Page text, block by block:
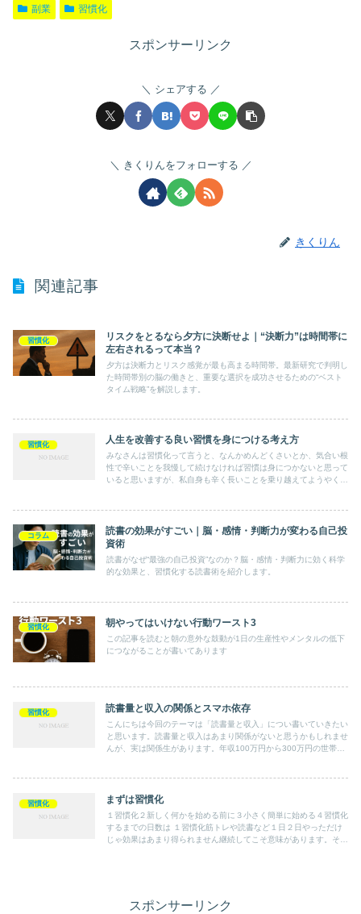
副業 習慣化
スポンサーリンク
シェアする
きくりんをフォローする
きくりん
関連記事
習慣化
リスクをとるなら夕方に決断せよ｜“決断力”は時間帯に
左右されるって本当？
夕方は決断力とリスク感覚が最も高まる時間帯。最新研究で判明し
た時間帯別の脳の働きと、重要な選択を成功させるための“ベスト
タイム戦略”を解説します。
習慣化 人生を改善する良い習慣を身につける考え方
みなさんは習慣化って言うと、なんかめんどくさいとか、気合い根
性で辛いことを我慢して続けなければ習慣は身につかないと思って
いると思いますが、私自身も辛く長いことを乗り越えてようやく習
コラム
読書の効果がすごい｜脳・感情・判断力が変わる自己投
資術
読書がなぜ“最強の自己投資”なのか？脳・感情・判断力に効く科学
的な効果と、習慣化する読書術を紹介します。
習慣化 朝やってはいけない行動ワースト3
この記事を読むと朝の意外な鼓動が1日の生産性やメンタルの低下
につながることが書いてあります
習慣化 読書量と収入の関係とスマホ依存
こんにちは今回のテーマは「読書量と収入」につい書いていきたい
と思います。読書量と収入はあまり関係がないと思うかもしれませ
んが、実は関係生があります。年収100万円から300万円の世帯、
習慣化 まずは習慣化
１習慣化２新しく何かを始める前に３小さく簡単に始める４習慣化
するまでの日数は １習慣化筋トレや読書など１日２日やっただけ
じゃ効果はあまり得られません継続してこそ意味があります。そん
スポンサーリンク